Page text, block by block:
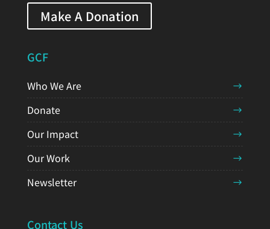
Make A Donation
GCF
Who We Are
Donate
Our Impact
Our Work
Newsletter
Contact Us